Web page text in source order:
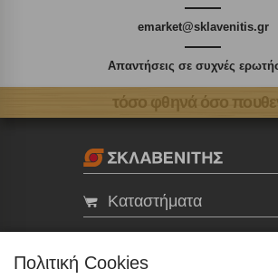
emarket@sklavenitis.gr
Απαντήσεις σε συχνές
τόσο φθηνά όσο
Καταστήματα
Πολιτική Cookies